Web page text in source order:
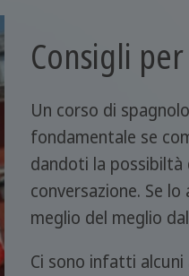
Consigli
Un corso di
fondamentale se
dandoti la possibiltà
conversazione. Se
meglio del meglio
Ci sono infatti